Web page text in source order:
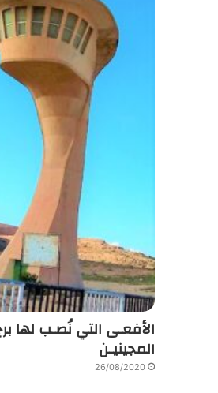
الأفعـى التي نُصـب لها
المجينيـن
26/08/2020